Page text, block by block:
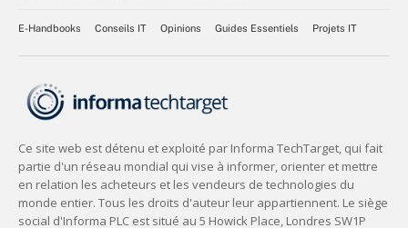
E-Handbooks Conseils IT Opinions Guides Essentiels Projets IT